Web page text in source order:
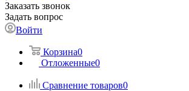
Заказать звонок
Задать вопрос
Войти
Корзина0
Отложенные0
Сравнение товаров0